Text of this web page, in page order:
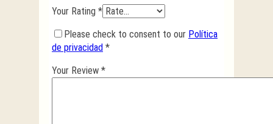
Your Rating *
Please check to consent to our Política
de privacidad *
Your Review *